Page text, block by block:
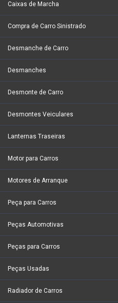
Caixas de Marcha
Compra de Carro Sinistrado
Desmanche de Carro
Desmanches
Desmonte de Carro
Desmontes Veiculares
Lanternas Traseiras
Motor para Carros
Motores de Arranque
Peça para Carros
Peças Automotivas
Peças para Carros
Peças Usadas
Radiador de Carros